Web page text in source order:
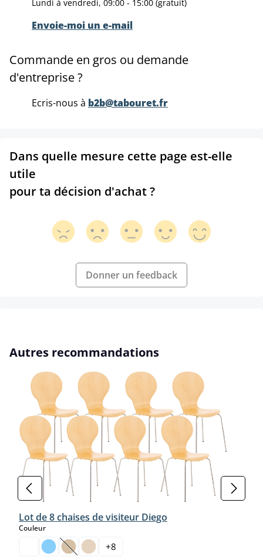
Lundi à vendredi, 09:00 - 15:00 (gratuit)
Envoie-moi un e-mail
Commande en gros ou demande
d'entreprise ?
Ecris-nous à b2b@tabouret.fr
Dans quelle mesure cette page est-elle
utile
pour ta décision d'achat ?
Donner un feedback
Ignorer la galerie de produits
Autres recommandations
Lot de 8 chaises de visiteur Diego
Couleurselect
(Cette option n'est pas disponible pour le moment.)
+8